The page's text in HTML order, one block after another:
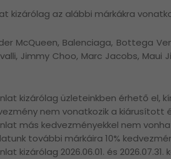
kizárólag az alábbi márkákra
McQueen, Balenciaga, Bottega
Jimmy Choo, Marc Jacobs, Maui
kizárólag üzleteinkben érhető el,
nem vonatkozik a kiárusított
más kedvezményekkel nem
további márkáira 10%
kizárólag 2026.06.01. és